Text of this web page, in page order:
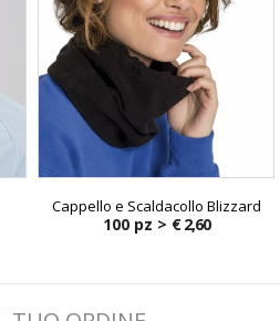
Cappello e Scaldacollo Blizzard
100 pz > € 2,60